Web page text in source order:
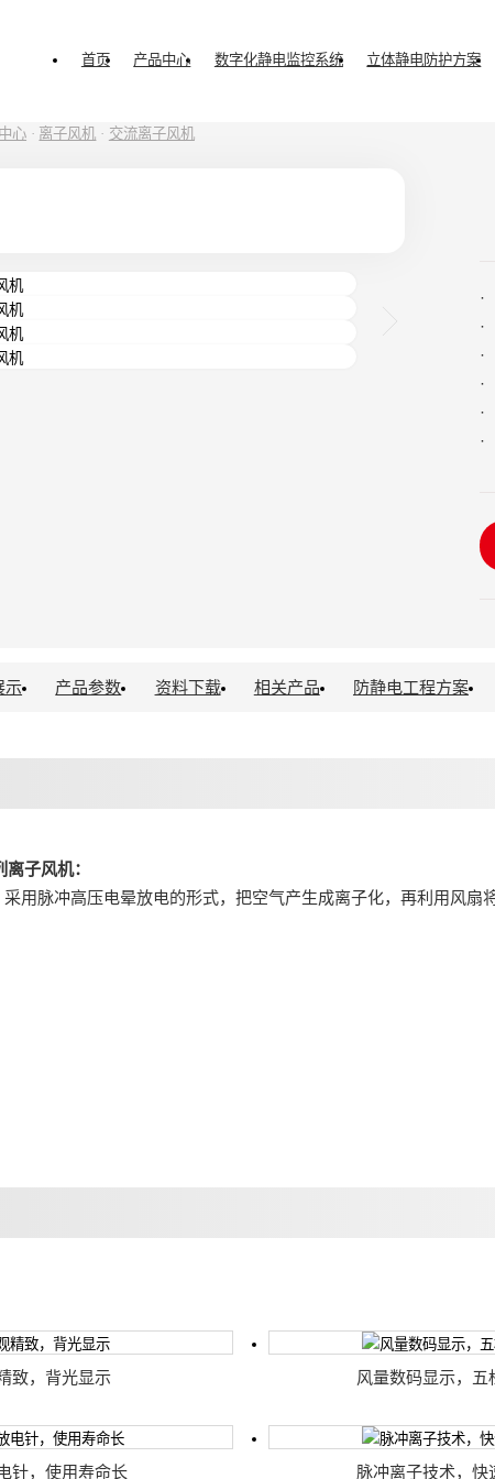
首页 产品中心 数字化静电监控系统 立体静电防护方案
心 · 离子风机 · 交流离子风机
示 产品参数 资料下载 相关产品 防静电工程方案
子风机：
用脉冲高压电晕放电的形式，把空气产生成离子化，再利用风扇
致，背光显示 风量数码显示，五
针，使用寿命长 脉冲离子技术，快